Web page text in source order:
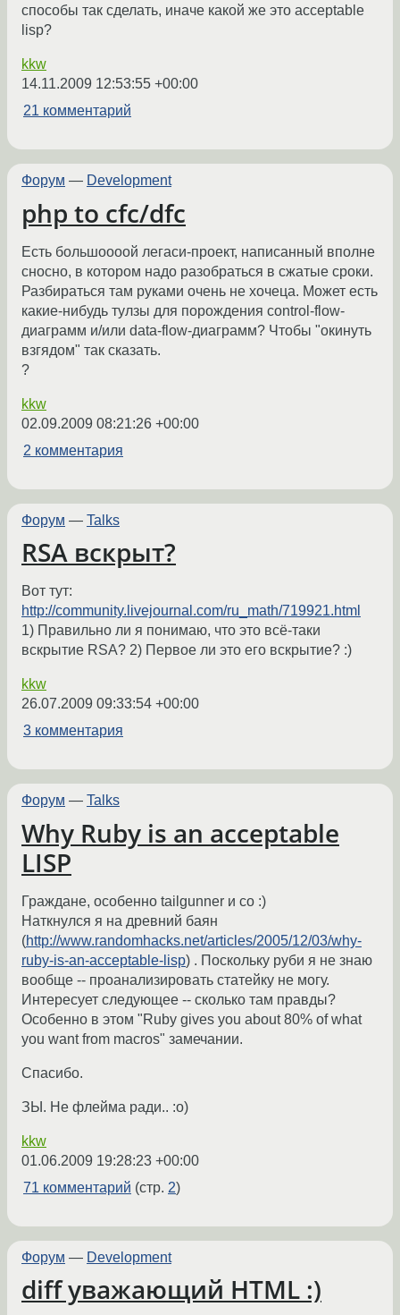
способы так сделать, иначе какой же это acceptable
lisp?
kkw
14.11.2009 12:53:55 +00:00
21 комментарий
Форум — Development
php to cfc/dfc
Есть большоооой легаси-проект, написанный вполне
сносно, в котором надо разобраться в сжатые сроки.
Разбираться там руками очень не хочеца. Может есть
какие-нибудь тулзы для порождения control-flow-
диаграмм и/или data-flow-диаграмм? Чтобы "окинуть
взгядом" так сказать.
?
kkw
02.09.2009 08:21:26 +00:00
2 комментария
Форум — Talks
RSA вскрыт?
Вот тут:
http://community.livejournal.com/ru_math/719921.html
1) Правильно ли я понимаю, что это всё-таки
вскрытие RSA? 2) Первое ли это его вскрытие? :)
kkw
26.07.2009 09:33:54 +00:00
3 комментария
Форум — Talks
Why Ruby is an acceptable
LISP
Граждане, особенно tailgunner и co :)
Наткнулся я на древний баян
(http://www.randomhacks.net/articles/2005/12/03/why-
ruby-is-an-acceptable-lisp) . Поскольку руби я не знаю
вообще -- проанализировать статейку не могу.
Интересует следующее -- сколько там правды?
Особенно в этом "Ruby gives you about 80% of what
you want from macros" замечании.
Спасибо.
ЗЫ. Не флейма ради.. :o)
kkw
01.06.2009 19:28:23 +00:00
71 комментарий (стр. 2)
Форум — Development
diff уважающий HTML :)